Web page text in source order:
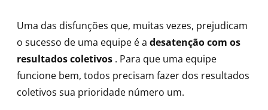
Uma das disfunções que, muitas vezes, prejudicam
o sucesso de uma equipe é a desatenção com os
resultados coletivos . Para que uma equipe
funcione bem, todos precisam fazer dos resultados
coletivos sua prioridade número um.